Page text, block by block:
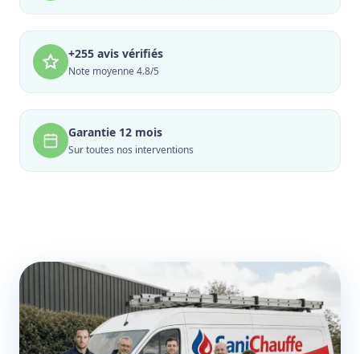
+255 avis vérifiés
Note moyenne 4.8/5
Garantie 12 mois
Sur toutes nos interventions